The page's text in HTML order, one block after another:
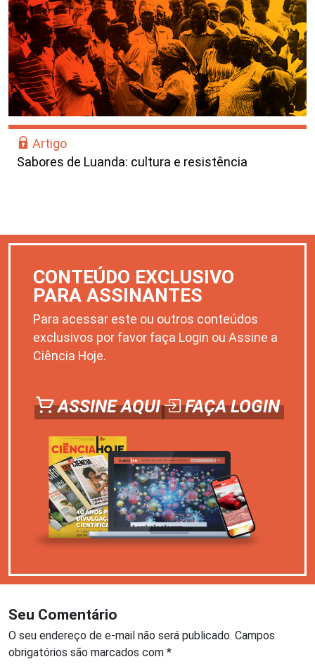
Artigo
Sabores de Luanda: cultura e resistência
CONTEÚDO EXCLUSIVO
PARA ASSINANTES
Para acessar este ou outros conteúdos
exclusivos por favor faça Login ou Assine a
Ciência Hoje.
ASSINE AQUI FAÇA LOGIN
Seu Comentário
O seu endereço de e-mail não será publicado. Campos
obrigatórios são marcados com *